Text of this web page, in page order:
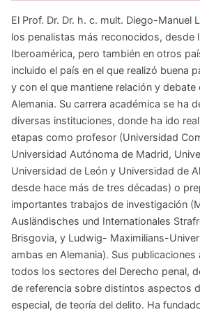
El Prof. Dr. Dr. h. c. mult. Diego-Manuel
los penalistas más reconocidos, desde
Iberoamérica, pero también en otros
incluido el país en el que realizó buena
y con el que mantiene relación y
Alemania. Su carrera académica se ha
diversas instituciones, donde ha ido
etapas como profesor (Universidad
Universidad Autónoma de Madrid,
Universidad de León y Universidad de
desde hace más de tres décadas) o
importantes trabajos de investigación
Ausländisches und Internationales
Brisgovia, y Ludwig- Maximilians-
ambas en Alemania). Sus
todos los sectores del Derecho penal,
de referencia sobre distintos aspectos
especial, de teoría del delito. Ha